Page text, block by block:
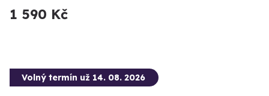
1 590 Kč
Volný termín už 14. 08. 2026